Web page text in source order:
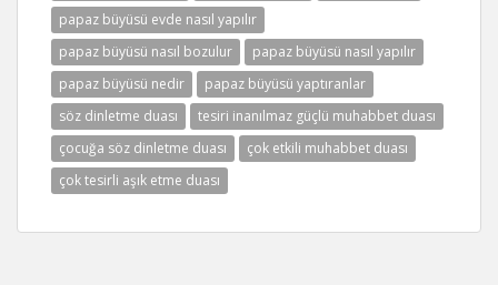
papaz büyüsü evde nasıl yapılır
papaz büyüsü nasıl bozulur
papaz büyüsü nasıl yapılır
papaz büyüsü nedir
papaz büyüsü yaptıranlar
söz dinletme duası
tesiri inanılmaz güçlü muhabbet duası
çocuğa söz dinletme duası
çok etkili muhabbet duası
çok tesirli aşık etme duası